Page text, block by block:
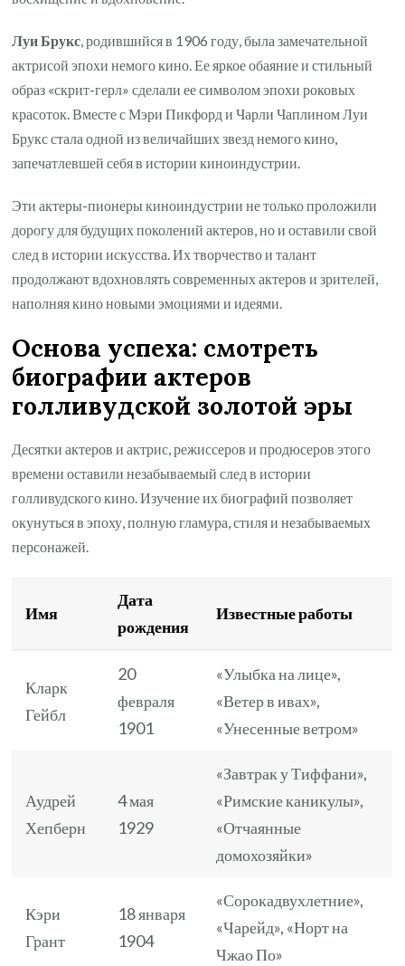
Луи Брукс, родившийся в 1906 году, была замечательной
актрисой эпохи немого кино. Ее яркое обаяние и стильный
образ «скрит-герл» сделали ее символом эпохи роковых
красоток. Вместе с Мэри Пикфорд и Чарли Чаплином Луи
Брукс стала одной из величайших звезд немого кино,
запечатлевшей себя в истории киноиндустрии.
Эти актеры-пионеры киноиндустрии не только проложили
дорогу для будущих поколений актеров, но и оставили свой
след в истории искусства. Их творчество и талант
продолжают вдохновлять современных актеров и зрителей,
наполняя кино новыми эмоциями и идеями.
Основа успеха: смотреть
биографии актеров
голливудской золотой эры
Десятки актеров и актрис, режиссеров и продюсеров этого
времени оставили незабываемый след в истории
голливудского кино. Изучение их биографий позволяет
окунуться в эпоху, полную гламура, стиля и незабываемых
персонажей.
Имя
Дата
рождения
Известные работы
Кларк
Гейбл
20
февраля
1901
«Улыбка на лице»,
«Ветер в ивах»,
«Унесенные ветром»
Аудрей
Хепберн
4 мая
1929
«Завтрак у Тиффани»,
«Римские каникулы»,
«Отчаянные
домохозяйки»
Кэри
Грант
18 января
1904
«Сорокадвухлетние»,
«Чарейд», «Норт на
Чжао По»